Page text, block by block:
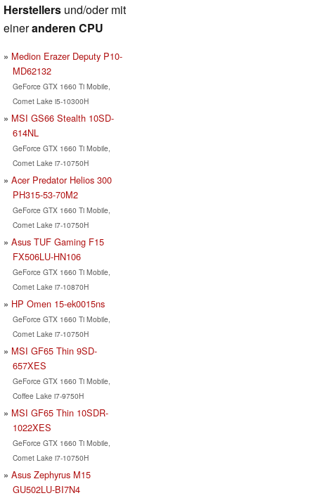
Herstellers und/oder mit
eineranderen CPU
Medion Erazer Deputy P10-
MD62132
GeForce GTX 1660 Ti Mobile,
Comet Lake i5-10300H
MSI GS66 Stealth 10SD-
614NL
GeForce GTX 1660 Ti Mobile,
Comet Lake i7-10750H
Acer Predator Helios 300
PH315-53-70M2
GeForce GTX 1660 Ti Mobile,
Comet Lake i7-10750H
Asus TUF Gaming F15
FX506LU-HN106
GeForce GTX 1660 Ti Mobile,
Comet Lake i7-10870H
HP Omen 15-ek0015ns
GeForce GTX 1660 Ti Mobile,
Comet Lake i7-10750H
MSI GF65 Thin 9SD-
657XES
GeForce GTX 1660 Ti Mobile,
Coffee Lake i7-9750H
MSI GF65 Thin 10SDR-
1022XES
GeForce GTX 1660 Ti Mobile,
Comet Lake i7-10750H
Asus Zephyrus M15
GU502LU-BI7N4